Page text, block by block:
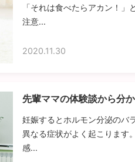
「それは食べたらアカン！
注意...
2020.11.30
先輩ママの体験談から分
妊娠するとホルモン分泌のバ
異なる症状がよく起こります
感...